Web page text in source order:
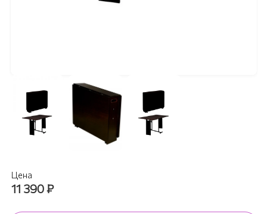
Цена
11 390₽